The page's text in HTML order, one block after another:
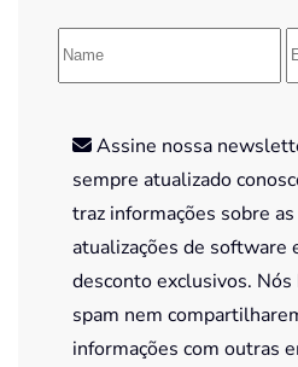
Assine nossa
sempre atualizado
traz informações sobre
atualizações de software
desconto exclusivos.
spam nem
informações com outras